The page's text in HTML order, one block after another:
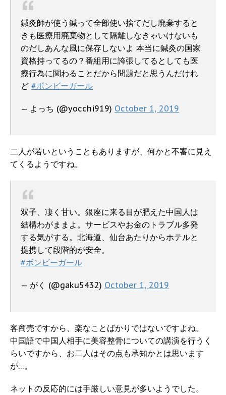
鍼灸師が使う鍼って全部使い捨てだし廃棄すると
きも医療用廃棄物として隔離しなきゃいけないも
のだしあんな風に保存しないよ 本当に鍼灸の国家
資格持ってるの？番組用に誇張してるとしても医
療行為に関わることだから問題だと思うんだけれ
ど #ボンビーガール
— よっち (@yocchi919) October 1, 2019
二人が若いということもありますが、何かと不審に見え
てくるようですね。
双子、凄く甘い。銀座に来る目が肥えた中国人は
結構わがままよ。サービスやお金のトラブル多発
する気がする。北海道、仙台あたりからホテルと
提携して段階的が安全。
#ボンビーガール
— がく (@gaku5432) October 1, 2019
客商売ですから、楽なことばかりではないですよね。
中国語で中国人相手に美容整骨についての講演を行うく
らいですから、お二人はその点も承知かとは思います
が…。
ネットの反応的には手厳しい意見が多いようでした。